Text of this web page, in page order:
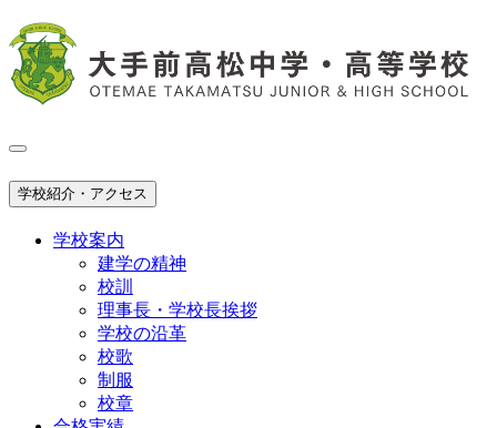
学校紹介・アクセス
学校案内
建学の精神
校訓
理事長・学校長挨拶
学校の沿革
校歌
制服
校章